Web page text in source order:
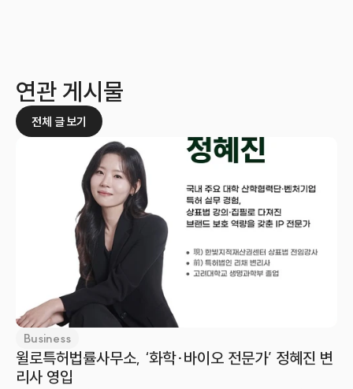
연관 게시물
전체 글 보기
Business
윌로특허법률사무소, ‘화학·바이오 전문가’ 정혜진 변
리사 영입